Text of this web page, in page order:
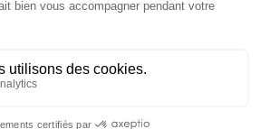
Essonnes
Communication Choisy